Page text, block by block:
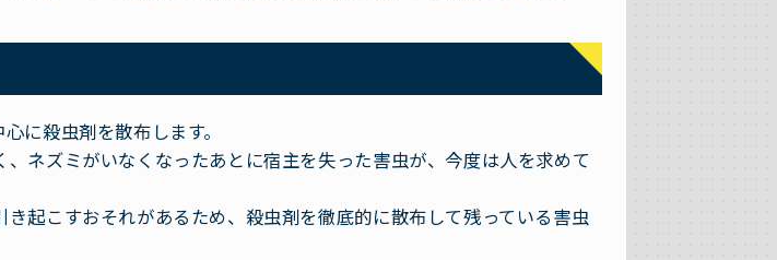
に殺虫剤を散布します。
ネズミがいなくなったあとに宿主を失った害虫が、今度は人を求めて
起こすおそれがあるため、殺虫剤を徹底的に散布して残っている害虫